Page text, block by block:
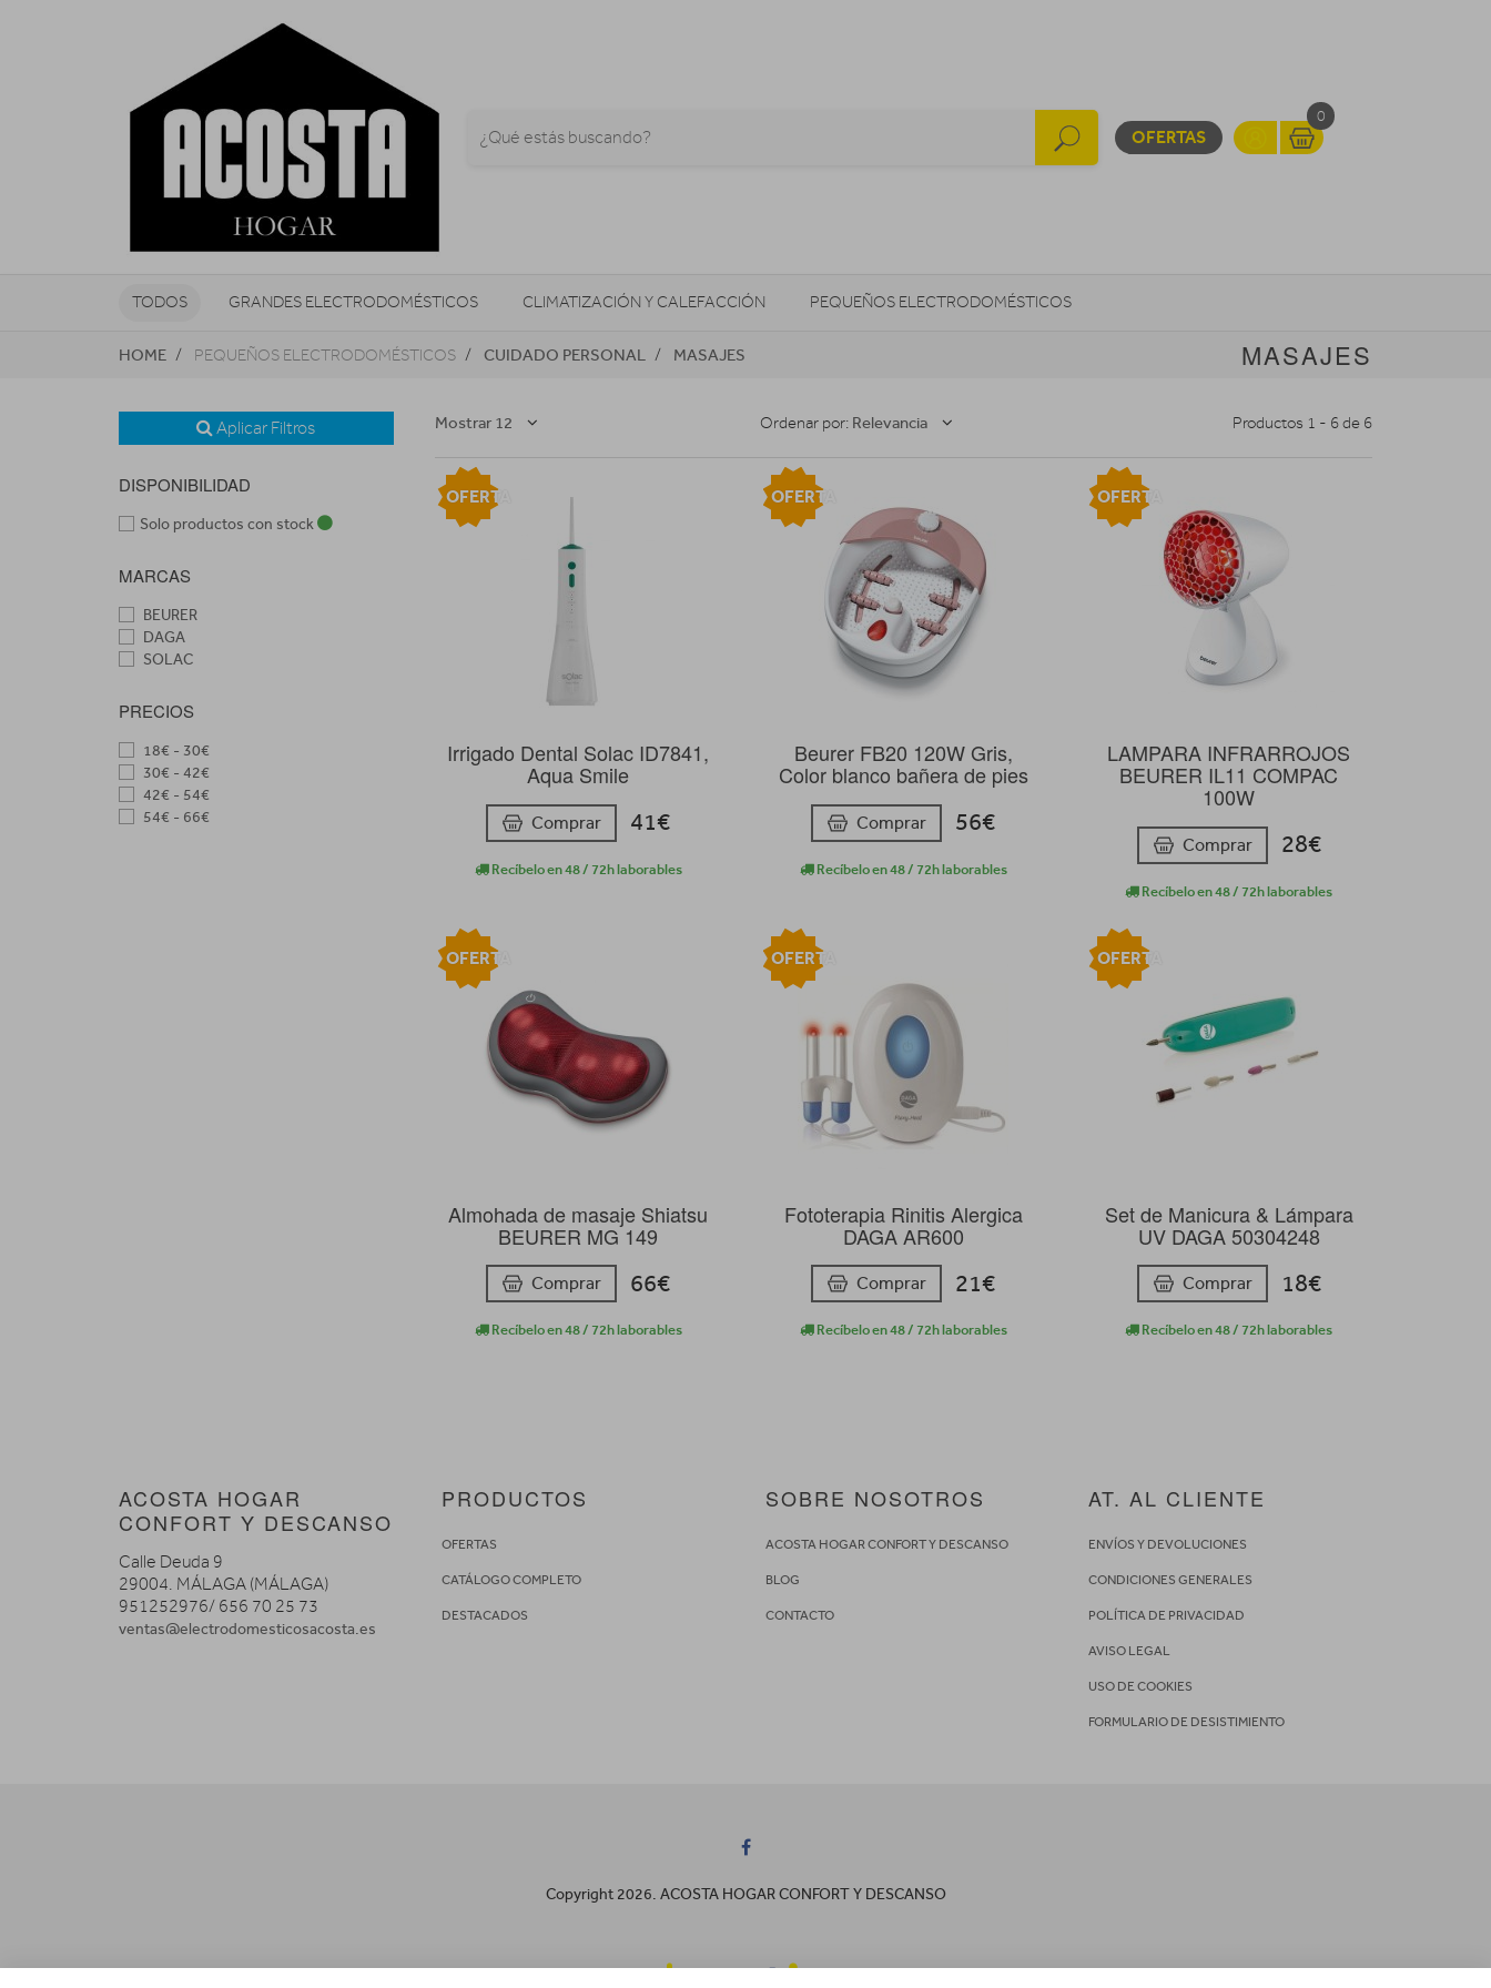
OFERTAS
0
TODOS GRANDES ELECTRODOMÉSTICOS CLIMATIZACIÓN Y CALEFACCIÓN PEQUEÑOS ELECTRODOMÉSTICOS
TELEVISORES Y REPRODUCTORES SONIDO / AUDIO CÁMARAS FOTO/VÍDEO MOVILIDAD URBANA
NAVEGADORES GPS CONSOLAS HIGIENE Y SALUD ENERGÍA
HOME PEQUEÑOS ELECTRODOMÉSTICOS CUIDADO PERSONAL MASAJES MASAJES
Aplicar Filtros
DISPONIBILIDAD
Solo productos con stock
MARCAS
BEURER
DAGA
SOLAC
PRECIOS
18€ - 30€
30€ - 42€
42€ - 54€
54€ - 66€
Mostrar 12 Ordenar por: Relevancia Productos 1 - 6 de 6
Irrigado Dental Solac ID7841,
Aqua Smile
Comprar 41€
Recíbelo en 48 / 72h laborables
OFERTA
Beurer FB20 120W Gris,
Color blanco bañera de pies
Comprar 56€
Recíbelo en 48 / 72h laborables
OFERTA
LAMPARA INFRARROJOS
BEURER IL11 COMPAC
100W
Comprar 28€
Recíbelo en 48 / 72h laborables
OFERTA
Almohada de masaje Shiatsu
BEURER MG 149
Comprar 66€
Recíbelo en 48 / 72h laborables
OFERTA
Fototerapia Rinitis Alergica
DAGA AR600
Comprar 21€
Recíbelo en 48 / 72h laborables
OFERTA
Set de Manicura & Lámpara
UV DAGA 50304248
Comprar 18€
Recíbelo en 48 / 72h laborables
OFERTA
ACOSTA HOGAR
CONFORT Y DESCANSO
Calle Deuda 9
29004. MÁLAGA (MÁLAGA)
951252976/ 656 70 25 73
ventas@electrodomesticosacosta.es
PRODUCTOS
OFERTAS
CATÁLOGO COMPLETO
DESTACADOS
SOBRE NOSOTROS
ACOSTA HOGAR CONFORT Y DESCANSO
BLOG
CONTACTO
AT. AL CLIENTE
ENVÍOS Y DEVOLUCIONES
CONDICIONES GENERALES
POLÍTICA DE PRIVACIDAD
AVISO LEGAL
USO DE COOKIES
FORMULARIO DE DESISTIMIENTO
Copyright 2026. ACOSTA HOGAR CONFORT Y DESCANSO